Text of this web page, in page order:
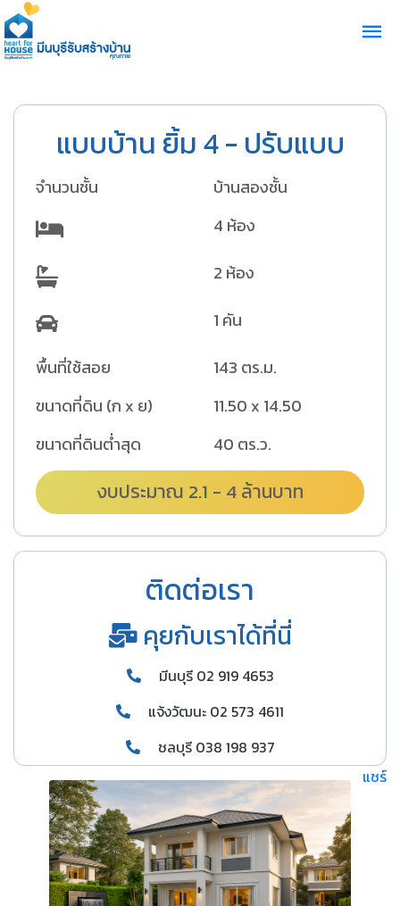
แบบบ้าน ยิ้ม 4 - ปรับแบบ
จำนวนชั้น
บ้านสองชั้น
4 ห้อง
2 ห้อง
1 คัน
พื้นที่ใช้สอย
143 ตร.ม.
ขนาดที่ดิน (ก x ย)
11.50 x 14.50
ขนาดที่ดินต่ำสุด
40 ตร.ว.
งบประมาณ 2.1 - 4 ล้านบาท
ติดต่อเรา
คุยกับเราได้ที่นี่
มีนบุรี 02 919 4653
แจ้งวัฒนะ 02 573 4611
ชลบุรี 038 198 937
แชร์